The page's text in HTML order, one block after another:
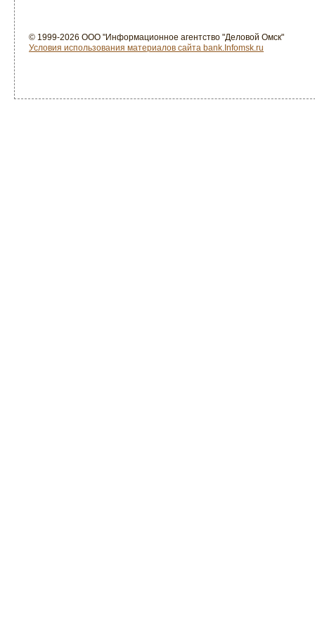
© 1999-2026 ООО "Информационное агентство "Деловой Омск"
Условия использования материалов сайта bank.Infomsk.ru